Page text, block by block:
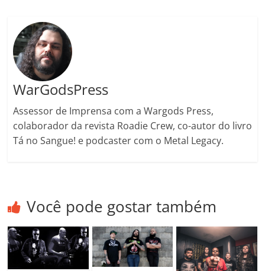
WarGodsPress
Assessor de Imprensa com a Wargods Press,
colaborador da revista Roadie Crew, co-autor do livro
Tá no Sangue! e podcaster com o Metal Legacy.
Você pode gostar também